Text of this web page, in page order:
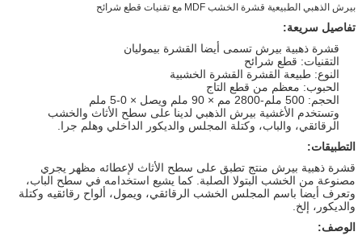
بيرش الذهبي الطبيعية قشرة الخشب MDF مع تقنيات قطع شرائح
تفاصيل سريعة:
قشرة ذهبية بيرش تسمى أيضا القشرة بيموليان
التقنيات: قطع شرائح
النوع: طبيعة القشرة القشرة الخشبية
الحبوب: معظم من قطع التاج
الحجم: 500 ملم-2800 مم × 90 ملم ويصل × 0-5 ملم
وتستخدم الأغشية بيرش الذهبي لدينا على سطح الأثاث والخشب
الرقائقي، والباب، وكتلة المجلس والديكور الداخلي وهلم جرا.
التطبيقات:
قشرة ذهبية بيرش منتج تطبق على سطح الأثاث لإعطائه مظهر يجري
مصنوعة من الخشب البتولا الصلبة. كما يشيع استخدامه في سطح الباب،
وتعرف أيضا باسم المجلس الخشب الرقائقي، ويمول، ألواح رقائقيه وكتلة
والديكور، إلخ.
الوصف: